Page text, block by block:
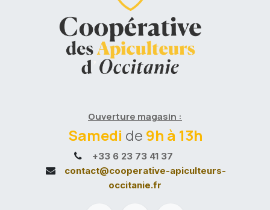
Ouverture magasin :
Samedi de 9h à 13h
+33 6 23 73 41 37
contact@cooperative-apiculteurs-
occitanie.fr